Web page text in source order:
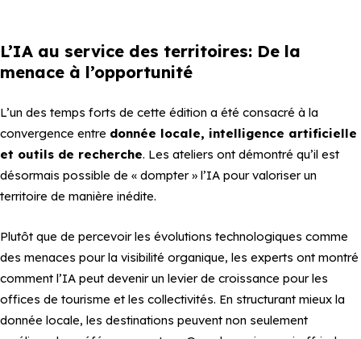
L’IA au service des territoires: De la
menace à l’opportunité
L’un des temps forts de cette édition a été consacré à la
convergence entre donnée locale, intelligence artificielle
et outils de recherche. Les ateliers ont démontré qu’il est
désormais possible de « dompter » l’IA pour valoriser un
territoire de manière inédite.
Plutôt que de percevoir les évolutions technologiques comme
des menaces pour la visibilité organique, les experts ont montré
comment l’IA peut devenir un levier de croissance pour les
offices de tourisme et les collectivités. En structurant mieux la
donnée locale, les destinations peuvent non seulement